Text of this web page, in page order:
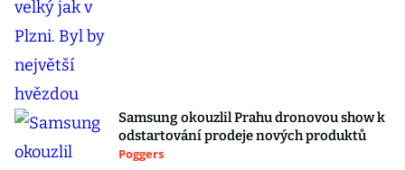
Samsung okouzlil Prahu dronovou show k
odstartování prodeje nových produktů
Poggers